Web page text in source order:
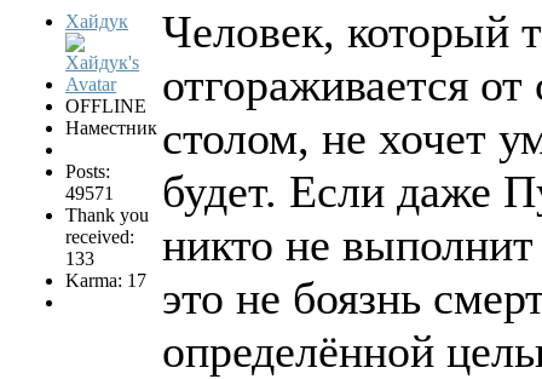
Хайдук
OFFLINE
Наместник
Posts:
49571
Thank you
received:
133
Karma: 17
Человек, который
отгораживается
столом, не хочет
будет. Если даже
никто не выполнит
это не боязнь
определённой